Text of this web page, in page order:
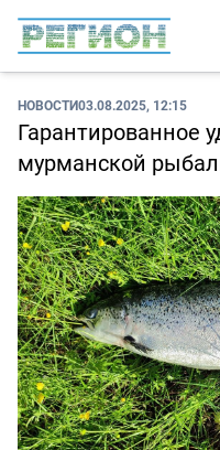
НОВОСТИ03.08.2025, 12:15
Гарантированное
мурманской